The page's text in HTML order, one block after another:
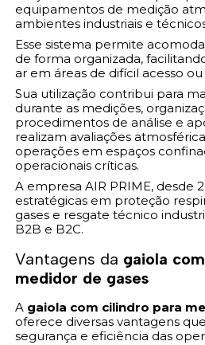
equipamentos de medição
ambientes industriais e
Esse sistema permite
de forma organizada,
ar em áreas de difícil acesso
Sua utilização contribui para
durante as medições,
procedimentos de análise e
realizam avaliações
operações em espaços
operacionais críticas.
A empresa AIR PRIME, desde
estratégicas em proteção
gases e resgate técnico
B2B e B2C.
Vantagens da gaiola
medidor de gases
A gaiola com cilindro para
oferece diversas vantagens
segurança e eficiência das